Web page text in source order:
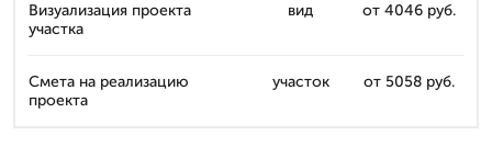
Визуализация проекта
участка
вид от 4046 руб.
Смета на реализацию
проекта
участок от 5058 руб.